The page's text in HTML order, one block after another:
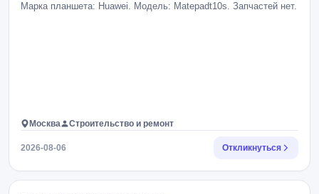
Марка планшета: Huawei. Модель: Matepadt10s. Запчастей нет.
Москва Строительство и ремонт
2026-08-06 Откликнуться